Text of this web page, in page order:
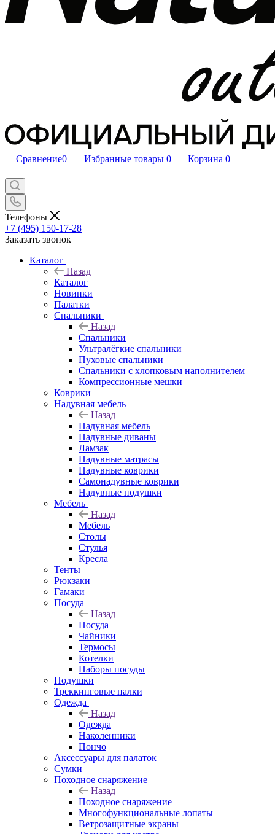
Сравнение0 Избранные товары 0 Корзина 0
Телефоны
+7 (495) 150-17-28
Заказать звонок
Каталог
Назад
Каталог
Новинки
Палатки
Спальники
Назад
Спальники
Ультралёгкие спальники
Пуховые спальники
Спальники с хлопковым наполнителем
Компрессионные мешки
Коврики
Надувная мебель
Назад
Надувная мебель
Надувные диваны
Ламзак
Надувные матрасы
Надувные коврики
Самонадувные коврики
Надувные подушки
Мебель
Назад
Мебель
Столы
Стулья
Кресла
Тенты
Рюкзаки
Гамаки
Посуда
Назад
Посуда
Чайники
Термосы
Котелки
Наборы посуды
Подушки
Треккинговые палки
Одежда
Назад
Одежда
Наколенники
Пончо
Аксессуары для палаток
Сумки
Походное снаряжение
Назад
Походное снаряжение
Многофункциональные лопаты
Ветрозащитные экраны